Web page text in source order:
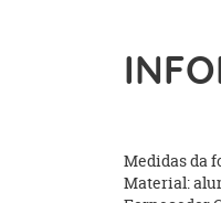
Medidas da
Material: